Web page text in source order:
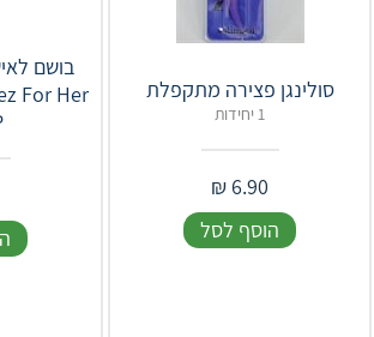
סולינגן פצירה מתקפלת
1 יחידות
6.90
₪
הוסף לסל
בושם
For Her